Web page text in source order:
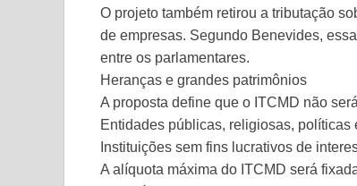
O projeto também retirou a tributação
de empresas. Segundo Benevides,
entre os parlamentares.
Heranças e grandes patrimônios
A proposta define que o ITCMD não
Entidades públicas, religiosas, políticas
Instituições sem fins lucrativos de
A alíquota máxima do ITCMD será